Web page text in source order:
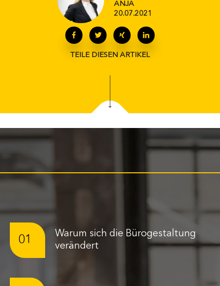
ANJA
20.07.2021
TEILE DIESEN ARTIKEL
01
Warum sich die Bürogestaltung
verändert